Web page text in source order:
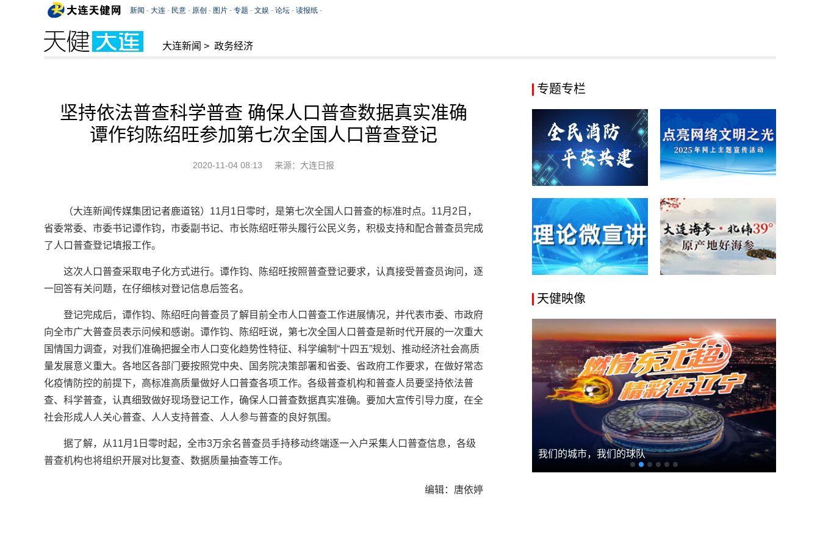
大连新闻 > 政务经济
坚持依法普查科学普查 确保人口普查数据真实准确
谭作钧陈绍旺参加第七次全国人口普查登记
2020-11-04 08:13 来源：大连日报
（大连新闻传媒集团记者鹿道铭）11月1日零时，是第七次全国人口普查的标准时点。11月2日，
省委常委、市委书记谭作钧，市委副书记、市长陈绍旺带头履行公民义务，积极支持和配合普查员完成
了人口普查登记填报工作。
这次人口普查采取电子化方式进行。谭作钧、陈绍旺按照普查登记要求，认真接受普查员询问，逐
一回答有关问题，在仔细核对登记信息后签名。
登记完成后，谭作钧、陈绍旺向普查员了解目前全市人口普查工作进展情况，并代表市委、市政府
向全市广大普查员表示问候和感谢。谭作钧、陈绍旺说，第七次全国人口普查是新时代开展的一次重大
国情国力调查，对我们准确把握全市人口变化趋势性特征、科学编制“十四五”规划、推动经济社会高质
量发展意义重大。各地区各部门要按照党中央、国务院决策部署和省委、省政府工作要求，在做好常态
化疫情防控的前提下，高标准高质量做好人口普查各项工作。各级普查机构和普查人员要坚持依法普
查、科学普查，认真细致做好现场登记工作，确保人口普查数据真实准确。要加大宣传引导力度，在全
社会形成人人关心普查、人人支持普查、人人参与普查的良好氛围。
据了解，从11月1日零时起，全市3万余名普查员手持移动终端逐一入户采集人口普查信息，各级
普查机构也将组织开展对比复查、数据质量抽查等工作。
编辑：唐依婷